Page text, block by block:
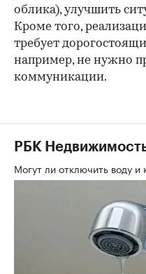
облика), улучшить
Кроме того,
требует
например, не нужно
коммуникации.
РБК
Могут ли отключить воду